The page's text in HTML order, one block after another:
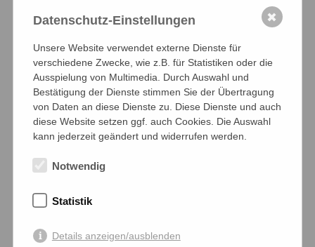
Als DVD & VoD
GLEICHUNG MIT EINEM UNBEKANNTEN
ein Film von Dietrich de Velsa
Frankreich 1980, 99 Minuten, französische
Zur Besprechung in der Sissy
Datenschutz-Einstellungen
Unsere Website verwendet externe Dienste für
verschiedene Zwecke, wie z.B. für Statistiken oder die
Ausspielung von Multimedia. Durch Auswahl und
Bestätigung der Dienste stimmen Sie der Übertragung
von Daten an diese Dienste zu. Diese Dienste und auch
diese Website setzen ggf. auch Cookies. Die Auswahl
kann jederzeit geändert und widerrufen werden.
Notwendig
Statistik
Details anzeigen/ausblenden
✖